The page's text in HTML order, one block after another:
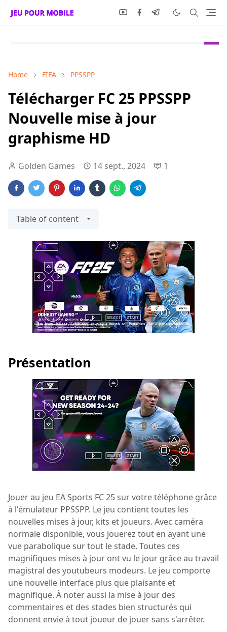
Home FIFA PPSSPP
Télécharger FC 25 PPSSPP
Nouvelle mise à jour
graphisme HD
Golden Games 14 sept., 2024 1
Table of content
Présentation
Jouer au jeu EA Sports FC 25 sur votre téléphone grâce
à l'émulateur PPSSPP. Le jeu contient toutes les
nouvelles mises à jour, kits et joueurs. Avec caméra
normale disponible, vous jouerez tout en ayant une
vue parabolique sur tout le stade. Toutes ces
magnifiques mises à jour ont vu le jour grâce au travail
magistral des youtubeurs modeurs. Le jeu comporte
une nouvelle interface plus que plaisante et
magnifique. À noter aussi la mise à jour des
commentaires et des stades bien structurés qui
donnent envie à tout joueur de jouer sans s'arrêter.